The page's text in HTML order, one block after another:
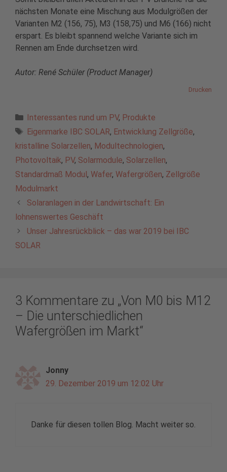
nächsten Monate eine Mischung aus Modulgrößen der
Varianten M2 (156, 75), M3 (158,75) und M6 (166) nicht
erspart. Es bleibt spannend welche Variante sich im
Rennen am Ende durchsetzen wird.
Autor: René Schüler (Product Manager)
Drucken
Kategorien
Interessantes rund um PV, Produkte
Schlagwörter
Eigenmarke IBC SOLAR, Entwicklung Zellgröße,
kristalline Solarzellen, Modultechnologien,
Photovoltaik, PV, Solarmodule, Solarzellen,
Standardmaß Modul , Wafer, Wafergrößen, Zellgröße
Modulmarkt
Solaranlagen in der Landwirtschaft: Ein
lohnenswertes Geschäft
Unser Jahresrückblick – das war 2019 bei IBC
SOLAR
3 Kommentare zu „Von M0 bis M12
– Die unterschiedlichen
Wafergrößen im Markt“
Jonny
29. Dezember 2019 um 12:02 Uhr
Danke für diesen tollen Blog. Macht weiter so.